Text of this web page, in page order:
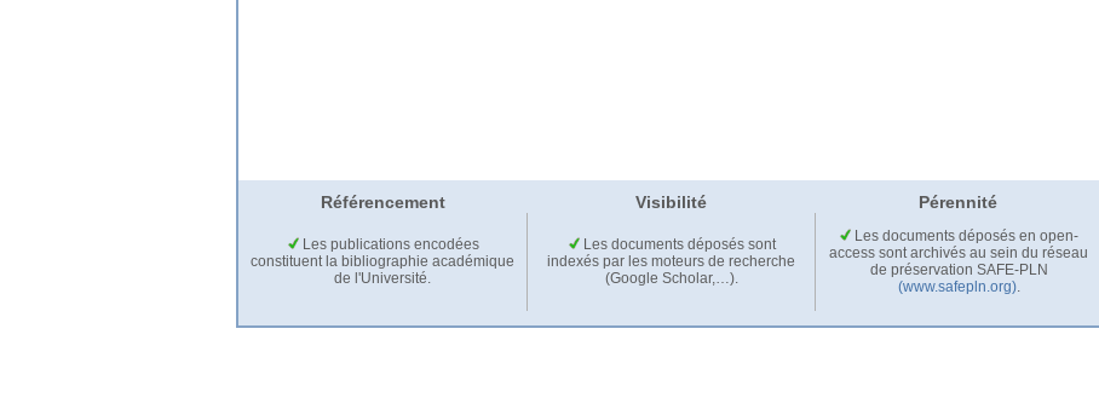
Référencement Visibilité Pérennité
Les publications encodées
constituent la bibliographie académique
de l'Université.
Les documents déposés sont
indexés par les moteurs de recherche
(Google Scholar,…).
Les documents déposés en open-
access sont archivés au sein du réseau
de préservation SAFE-PLN
(www.safepln.org).